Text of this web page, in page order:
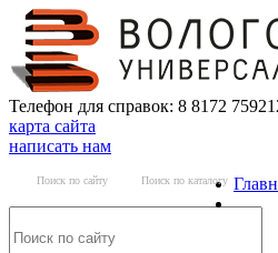
Телефон для справок: 8 8172
карта сайта
написать нам
Поиск по сайту Поиск по каталогу